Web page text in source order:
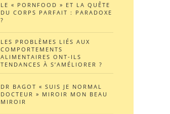
LE « PORNFOOD » ET LA QUÊTE
DU CORPS PARFAIT : PARADOXE
?
LES PROBLÈMES LIÉS AUX
COMPORTEMENTS
ALIMENTAIRES ONT-ILS
TENDANCES À S’AMÉLIORER ?
DR BAGOT « SUIS JE NORMAL
DOCTEUR » MIROIR MON BEAU
MIROIR